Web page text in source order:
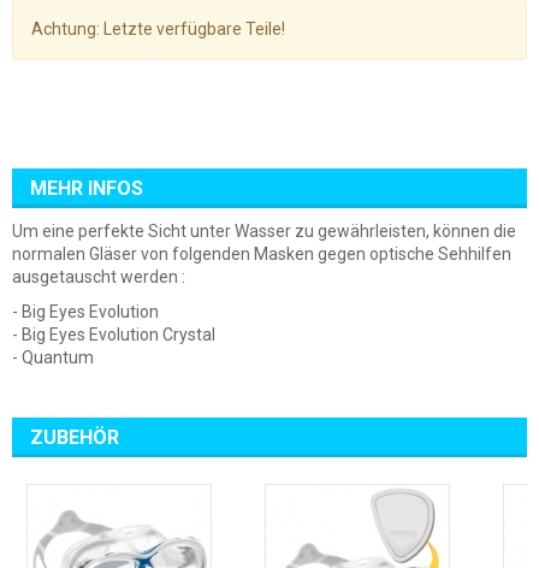
Achtung: Letzte verfügbare Teile!
MEHR INFOS
Um eine perfekte Sicht unter Wasser zu gewährleisten, können die
normalen Gläser von folgenden Masken gegen optische Sehhilfen
ausgetauscht werden :
- Big Eyes Evolution
- Big Eyes Evolution Crystal
- Quantum
ZUBEHÖR